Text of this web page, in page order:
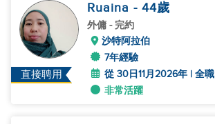
直接聘用
Ruaina - 44歲
外傭 - 完約
沙特阿拉伯
7年經驗
從 30日11月2026年 | 全職
非常活躍